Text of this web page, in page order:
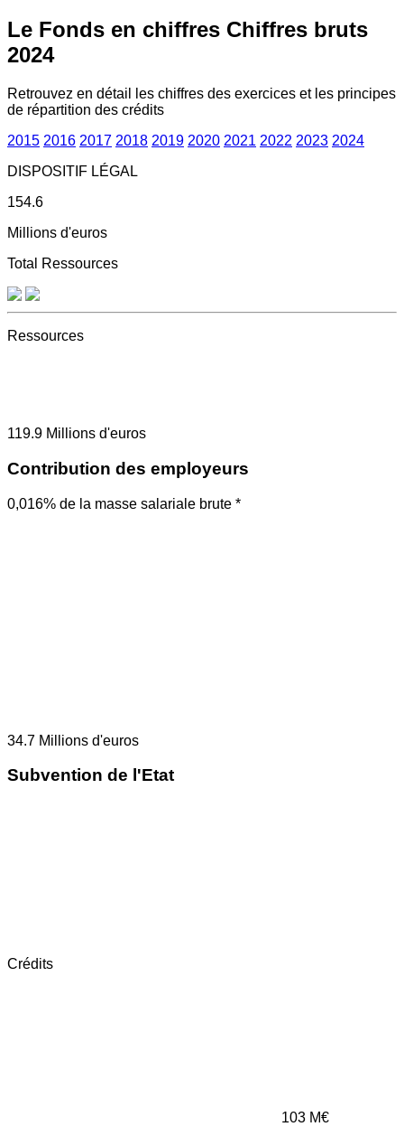
Le Fonds en chiffres Chiffres bruts
2024
Retrouvez en détail les chiffres des exercices et les principes
de répartition des crédits
2015 2016 2017 2018 2019 2020 2021 2022 2023 2024
DISPOSITIF LÉGAL
154.6
Millions d'euros
Total Ressources
Ressources
119.9 Millions d'euros
Contribution des employeurs
0,016% de la masse salariale brute *
34.7 Millions d'euros
Subvention de l'Etat
Crédits
103 M€